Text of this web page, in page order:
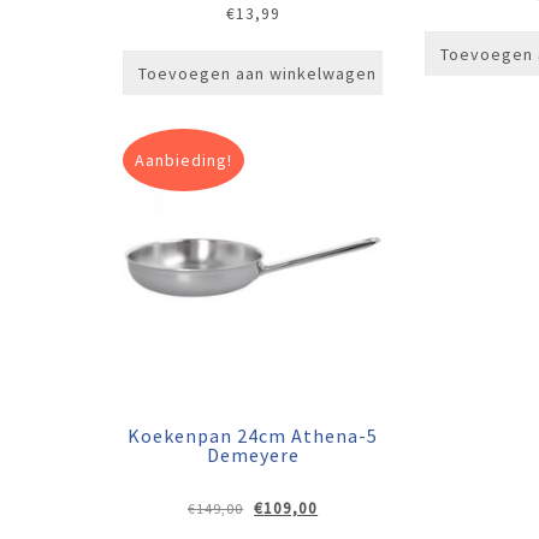
€13,99
Toevoegen aan winkelwagen
Toevoegen
Aanbieding!
Koekenpan 24cm Athena-5
Demeyere
€149,00 Oorspronkelijke
€109,00